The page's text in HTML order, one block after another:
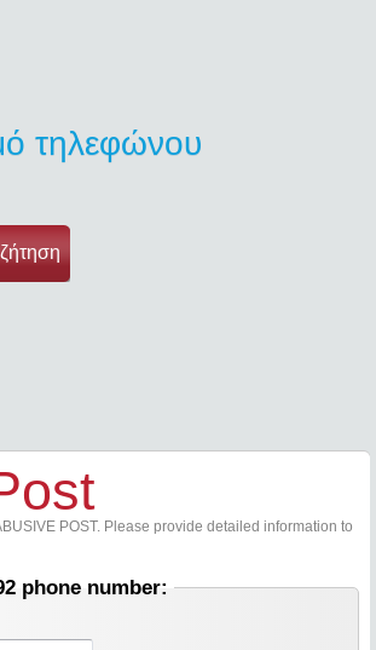
τηλεφώνου
POST. Please provide detailed information to
phone number: